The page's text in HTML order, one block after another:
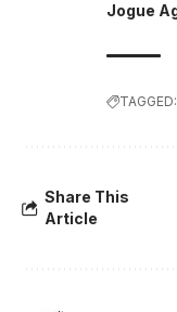
Jogue
TAGGED:
Share This
Article